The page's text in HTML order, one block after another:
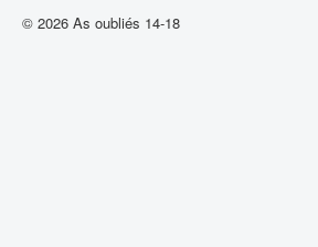
© 2026 As oubliés 14-18